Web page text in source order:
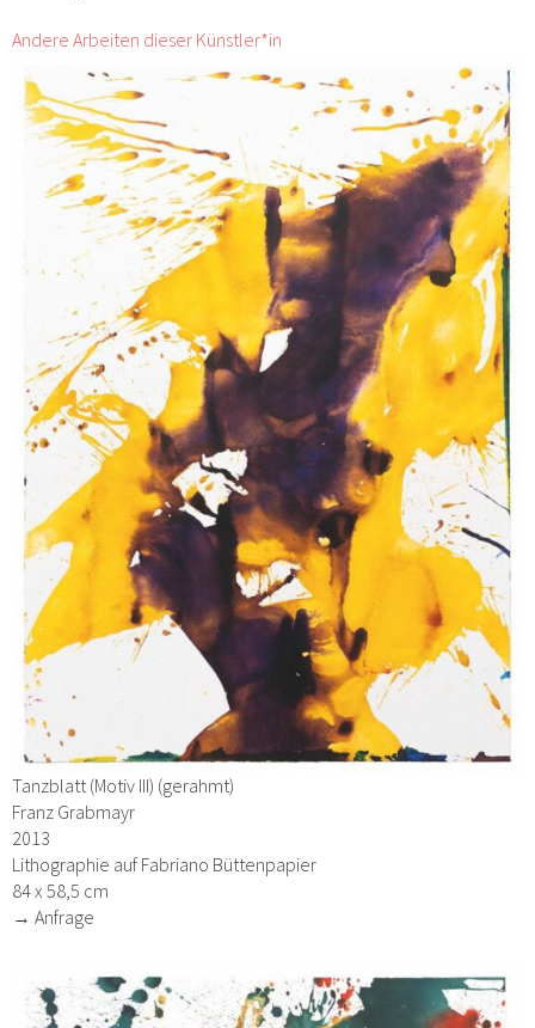
Andere Arbeiten dieser Künstler*in
Tanzblatt (Motiv III) (gerahmt)
Franz Grabmayr
2013
Lithographie auf Fabriano Büttenpapier
84 x 58,5 cm
→ Anfrage